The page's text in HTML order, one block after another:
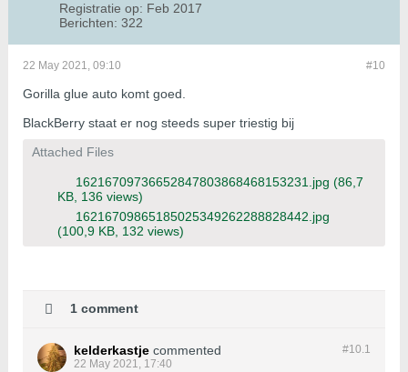
Registratie op: Feb 2017
Berichten: 322
#10
22 May 2021, 09:10
Gorilla glue auto komt goed.
BlackBerry staat er nog steeds super triestig bij
Attached Files
16216709736652847803868468153231.jpg (86,7
KB, 136 views)
16216709865185025349262288828442.jpg
(100,9 KB, 132 views)
1 comment
#10.1
kelderkastje commented
22 May 2021, 17:40